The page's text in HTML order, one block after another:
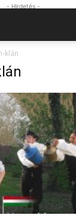
- Hirdetés -
klán